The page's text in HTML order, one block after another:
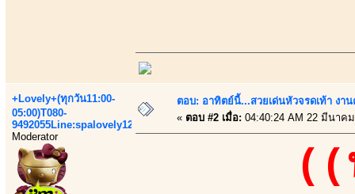
+Lovely+(ทุกวัน11:00-
05:00)T080-
9492055Line:spalovely123
Moderator
ตอบ: อาทิตย์นี้...สวยเด่นหัวจรดเท้า งา
« ตอบ #2 เมื่อ: 04:40:24 AM 22 มีนาค
((